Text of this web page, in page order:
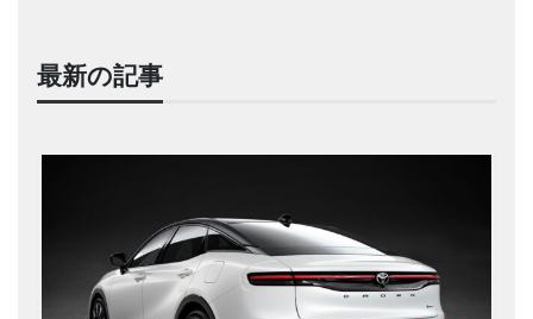
最新の記事